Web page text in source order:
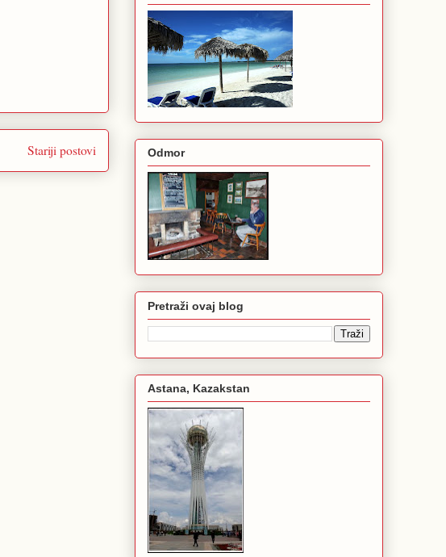
Stariji postovi Odmor
Pretraži ovaj blog
Astana, Kazakstan